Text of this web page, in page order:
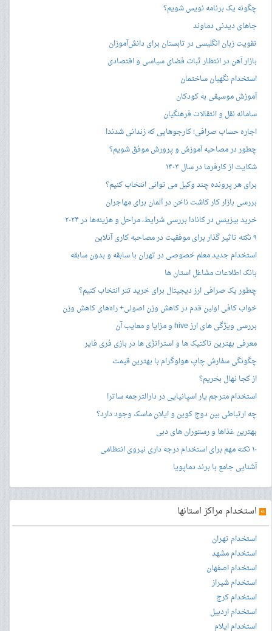
چگونه یک برنامه نویس شویم؟
جاهای دیدنی دماوند
تقویت زبان انگلیسی در تابستان برای دانش‌آموزان
بازار آهن در انتظار ثبات فضای سیاسی و اقتصادی
استخدام نگهبان ساختمان
آموزش موسیقی به کودکان
سامانه نقل و انتقالات فرهنگیان
اجاره حساب صرافی؛ کارجوهایی که زندانی شدند!
چطور در مصاحبه‌ آموزش و پرورش موفق شویم؟
شکایت از کارفرما در سال ۱۴۰۳
برای هر پرونده چند وکیل می توانی انتخاب کنیم؟
بررسی بازار کار کاشت ناخن در آلمان برای مهاجران
خرید بیزینس در کانادا بررسی شرایط، مراحل و هزینه‌ها در ۲۰۲۴
۹ نکته تاثیر گذار برای موفقیت در مصاحبه کاری آنلاین
استخدام جدید معلم خصوصی در تهران با سابقه و بدون سابقه
بانک اطلاعات مشاغل استان ها
چطور یک صرافی ارز دیجیتال برای خرید تتر انتخاب کنیم؟
خواب کافی اولین قدم در کاهش وزن اصولی+ راه‌های کاهش وزن
بررسی ویژگی های ارز hive و مزایا و معایب آن
معرفی بهترین تاکتیک ها و استراتژی ها در بازی فری فایر
چگونگی سفارش چاپ هولوگرام با بهترین قیمت
از کجا نهال بخریم؟
استخدام مترجم یار اسپانیایی در دارالترجمه ساترا
چه ارتباطی بین دوج کوین و ایلان ماسک وجود دارد؟
بهترین غذاها و رستوران های دبی
۱۰ نکته مهم برای استخدام درجه داری نیروی انتظامی
آشنایی جامع با برند دماپویا
» استخدام مراکز استانها
استخدام تهران
استخدام مشهد
استخدام اصفهان
استخدام شیراز
استخدام کرج
استخدام اردبیل
استخدام ایلام